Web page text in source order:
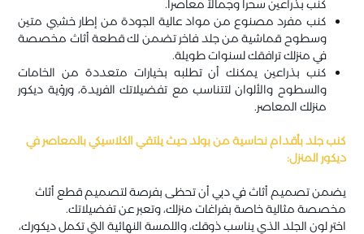
كنب بذراعين سحراً وجمالاً معاصراً.
كنب مفرد مصنوع من مواد عالية الجودة من إطار خشبي متين
وسطوح قماشية من جلد فاخر تضمن لك قطعة أثاث مخصصة
في منزلك ترافقك لسنوات طويلة.
كنب بذراعين يمكنك أن تطلبه بخيارات متعددة من الخامات
والسطوح والألوان لتتناسب مع تفضيلاتك الفريدة، ورؤية ديكور
منزلك المعاصر.
كنب جلد بأقدام نحاسية من بولد حيث يلتقي الكلاسيكي بالمعاصر في
ديكور المنزل:
يضمن تصميم أثاث في دبي أن تحظى بفرصة لتصميم قطع أثاث
مخصصة مثالية خاصة بفراغات منزلك، وتعبر عن تفضيلاتك.
اختر لون الجلد الذي يناسب ذوقك، واللمسة النهائية التي تكمل ديكورك،